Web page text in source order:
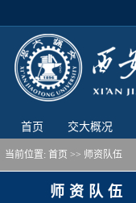
首页 交大概况
当前位置: 首页 >> 师资队伍
师资队伍